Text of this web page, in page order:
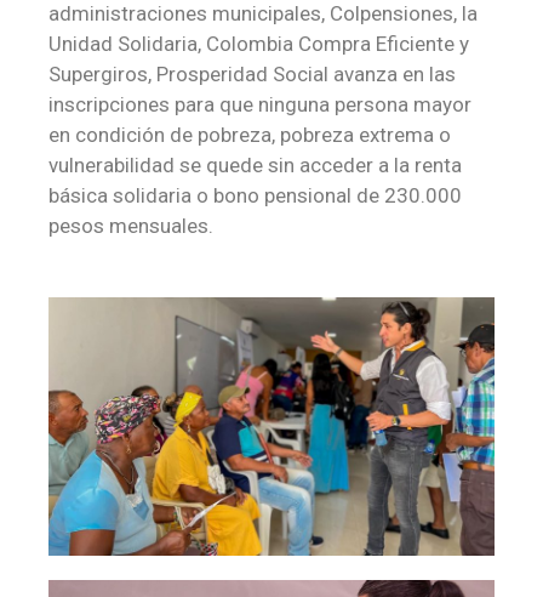
administraciones municipales, Colpensiones, la
Unidad Solidaria, Colombia Compra Eficiente y
Supergiros, Prosperidad Social avanza en las
inscripciones para que ninguna persona mayor
en condición de pobreza, pobreza extrema o
vulnerabilidad se quede sin acceder a la renta
básica solidaria o bono pensional de 230.000
pesos mensuales.